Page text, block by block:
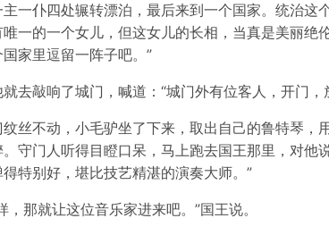
一仆四处辗转漂泊，最后来到一个国家。统治这
唯一的一个女儿，但这女儿的长相，当真是美丽绝
家里逗留一阵子吧。”
去敲响了城门，喊道：“城门外有位客人，开门，
纹丝不动，小毛驴坐了下来，取出自己的鲁特琴，
守门人听得目瞪口呆，马上跑去国王那里，对他
特别好，堪比技艺精湛的演奏大师。”
，那就让这位音乐家进来吧。”国王说。